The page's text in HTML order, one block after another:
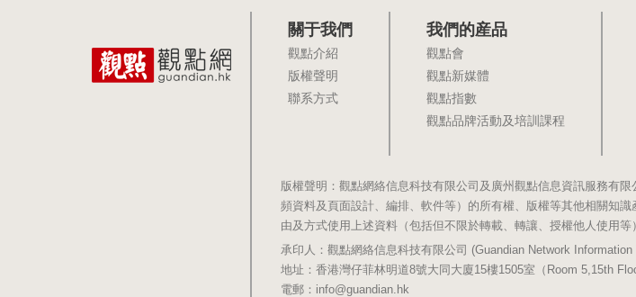
關于我們
觀點介紹
版權聲明
聯系方式
我們的産品
觀點會
觀點新媒體
觀點指數
觀點品牌活動及培訓課程
版權聲明：觀點網絡信息科技有限公司及廣州觀點信息資訊服務有
頻資料及頁面設計、編排、軟件等）的所有權、版權等其他相關知
由及方式使用上述資料（包括但不限於轉載、轉讓、授權他人使用
承印人：觀點網絡信息科技有限公司 (Guandian Network
地址：香港灣仔菲林明道8號大同大廈15樓1505室（Room 5,15th
電郵：info@guandian.hk